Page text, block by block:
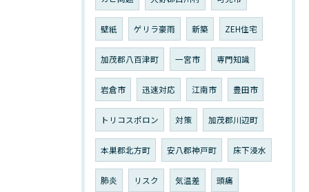
壁紙 ゲリラ豪雨 新築 ZEH住宅
加茂郡八百津町 一宮市 専門知識
岩倉市 迅速対応 江南市 豊田市
トリコスポロン 対策 加茂郡川辺町
本巣郡北方町 安八郡神戸町 床下浸水
肺炎 リスク 気温差 頭痛